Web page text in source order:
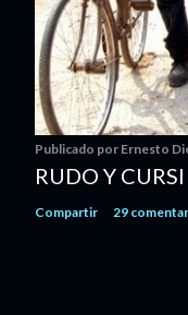
Publicado por Ernesto
RUDO Y CURSI
Compartir 29